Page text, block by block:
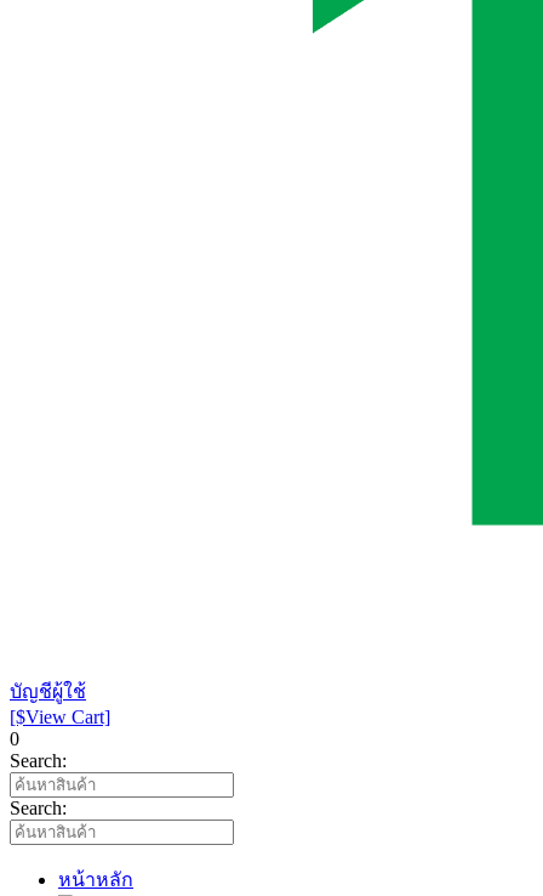
บัญชีผู้ใช้
[$View Cart]
0
Search:
Search:
หน้าหลัก